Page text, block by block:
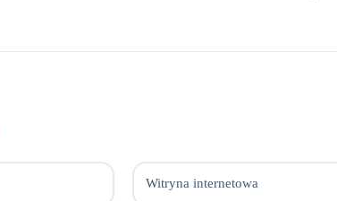
Witryna internetowa